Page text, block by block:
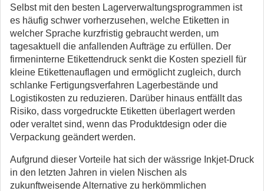
Selbst mit den besten Lagerverwaltungsprogrammen ist
es häufig schwer vorherzusehen, welche Etiketten in
welcher Sprache kurzfristig gebraucht werden, um
tagesaktuell die anfallenden Aufträge zu erfüllen. Der
firmeninterne Etikettendruck senkt die Kosten speziell für
kleine Etikettenauflagen und ermöglicht zugleich, durch
schlanke Fertigungsverfahren Lagerbestände und
Logistikosten zu reduzieren. Darüber hinaus entfällt das
Risiko, dass vorgedruckte Etiketten überlagert werden
oder veraltet sind, wenn das Produktdesign oder die
Verpackung geändert werden.
Aufgrund dieser Vorteile hat sich der wässrige Inkjet-Druck
in den letzten Jahren in vielen Nischen als
zukunftweisende Alternative zu herkömmlichen